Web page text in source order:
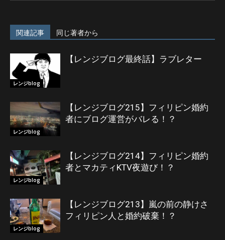
関連記事 同じ著者から
レンジblog
【レンジブログ最終話】ラブレター
レンジblog
【レンジブログ215】フィリピン婚約
者にブログ運営がバレる！？
レンジblog
【レンジブログ214】フィリピン婚約
者とマカティKTV夜遊び！？
レンジblog
【レンジブログ213】嵐の前の静けさ
フィリピン人と婚約破棄！？